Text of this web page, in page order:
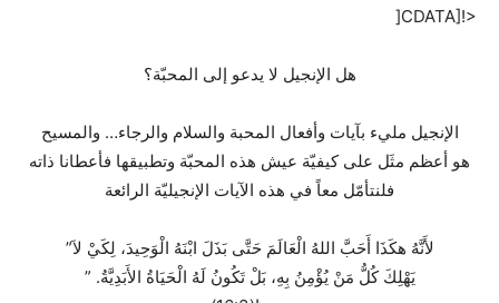
<![CDATA[
هل الإنجيل لا يدعو إلى المحبّة؟
الإنجيل مليء بآيات وأفعال المحبة والسلام والرجاء… والمسيح
هو أعظم مثَل على كيفيّة عيش هذه المحبّة وتطبيقها فأعطانا ذاته
فلنتأمّل معاً في هذه الآيات الإنجيليّة الرائعة
لأَنَّهُ هكَذَا أَحَبَّ اللهُ الْعَالَمَ حَتَّى بَذَلَ ابْنَهُ الْوَحِيدَ، لِكَيْ لاَ”
‎يَهْلِكَ كُلُّ مَنْ يُؤْمِنُ بِهِ، بَلْ تَكُونُ لَهُ الْحَيَاةُ الأَبَدِيَّةُ. ”